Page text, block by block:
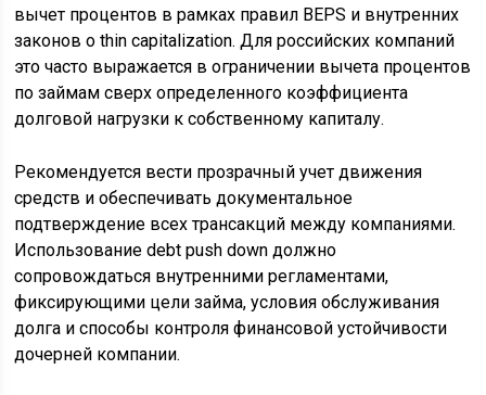
вычет процентов в рамках правил BEPS и внутренних
законов о thin capitalization. Для российских компаний
это часто выражается в ограничении вычета процентов
по займам сверх определенного коэффициента
долговой нагрузки к собственному капиталу.
Рекомендуется вести прозрачный учет движения
средств и обеспечивать документальное
подтверждение всех трансакций между компаниями.
Использование debt push down должно
сопровождаться внутренними регламентами,
фиксирующими цели займа, условия обслуживания
долга и способы контроля финансовой устойчивости
дочерней компании.